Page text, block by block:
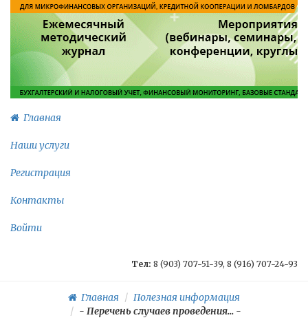
Главная
Наши услуги
Регистрация
Контакты
Войти
Тел: 8 (903) 707-51-39, 8 (916) 707-24-93
Главная
Полезная информация
- Перечень случаев проведения... -